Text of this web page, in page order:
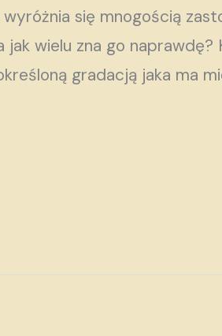
się mnogością
wielu zna go
gradacją jaka ma